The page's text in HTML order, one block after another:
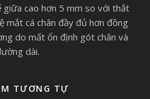
cao hơn 5 mm so với thắt
mắt cá chân đầy đủ hơn đồng
do mất ổn định gót chân và
dài.
TƯƠNG TỰ